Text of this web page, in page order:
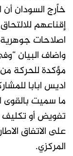
خاًرج السودان
إقناعهم
اصلاحات
واضاف البيان
مؤكدة للحركة
اديس ابابا
ما سميت بالقوى
تفويض أو تكليف
على الاتفاق
المركزي.